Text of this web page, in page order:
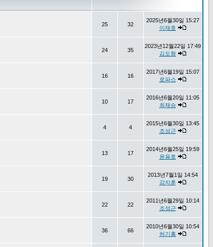
25 32
2025년6월30일 15:27
이재호
24 35
2023년12월22일 17:49
김도형
16 16
2017년6월19일 15:07
로파스
10 17
2016년6월20일 11:05
최재승
4 4
2015년6월30일 13:45
조성근
13 17
2014년6월25일 19:59
윤용호
19 30
2013년7월1일 14:54
강지훈
22 22
2011년6월29일 10:14
조성근
36 66
2010년6월30일 10:54
허기홍